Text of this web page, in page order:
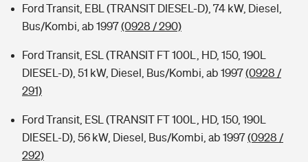
Typklassen: So ist Ihr Auto eingestuft
Sie haben Fragen?
Ford Transit, EBL (TRANSIT DIESEL-D), 74 kW, Diesel,
Bus/Kombi, ab 1997(0928 / 290)
Ford Transit, ESL (TRANSIT FT 100L, HD, 150, 190L
DIESEL-D), 51 kW, Diesel, Bus/Kombi, ab 1997(0928 /
291)
Ford Transit, ESL (TRANSIT FT 100L, HD, 150, 190L
DIESEL-D), 56 kW, Diesel, Bus/Kombi, ab 1997(0928 /
292)